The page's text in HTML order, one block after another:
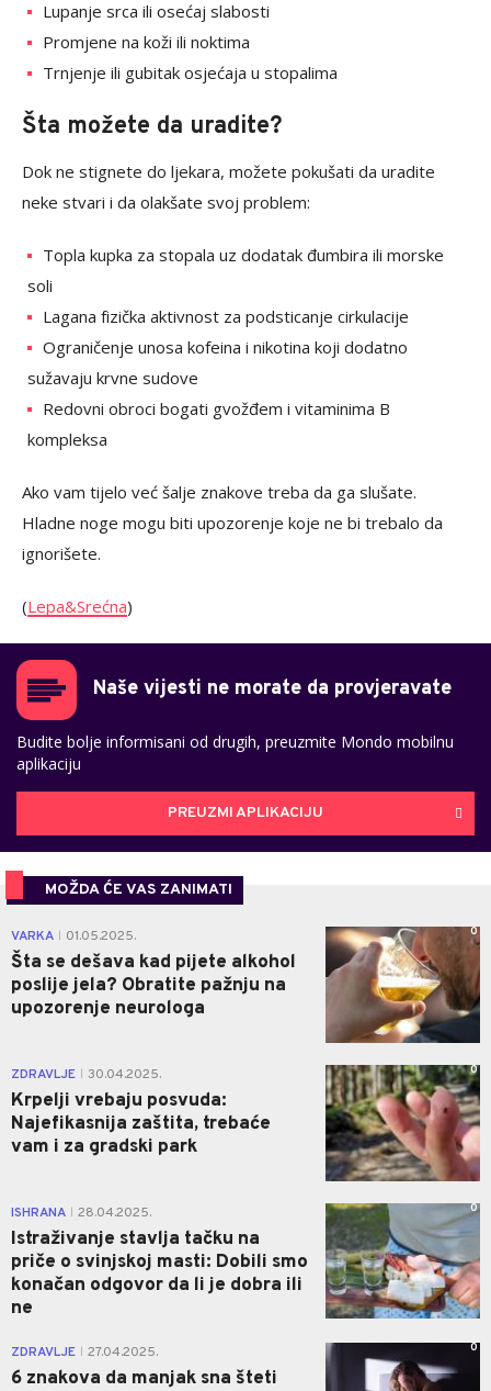
Lupanje srca ili osećaj slabosti
Promjene na koži ili noktima
Trnjenje ili gubitak osjećaja u stopalima
Šta možete da uradite?
Dok ne stignete do ljekara, možete pokušati da uradite
neke stvari i da olakšate svoj problem:
Topla kupka za stopala uz dodatak đumbira ili morske
soli
Lagana fizička aktivnost za podsticanje cirkulacije
Ograničenje unosa kofeina i nikotina koji dodatno
sužavaju krvne sudove
Redovni obroci bogati gvožđem i vitaminima B
kompleksa
Ako vam tijelo već šalje znakove treba da ga slušate.
Hladne noge mogu biti upozorenje koje ne bi trebalo da
ignorišete.
(Lepa&Srećna)
Naše vijesti ne morate da provjeravate
Budite bolje informisani od drugih, preuzmite Mondo mobilnu
aplikaciju
PREUZMI APLIKACIJU
MOŽDA ĆE VAS ZANIMATI
VARKA 01.05.2025.
Šta se dešava kad pijete alkohol
poslije jela? Obratite pažnju na
upozorenje neurologa
0
ZDRAVLJE 30.04.2025.
Krpelji vrebaju posvuda:
Najefikasnija zaštita, trebaće
vam i za gradski park
0
ISHRANA 28.04.2025.
Istraživanje stavlja tačku na
priče o svinjskoj masti: Dobili smo
konačan odgovor da li je dobra ili
ne
0
ZDRAVLJE 27.04.2025.
6 znakova da manjak sna šteti
0